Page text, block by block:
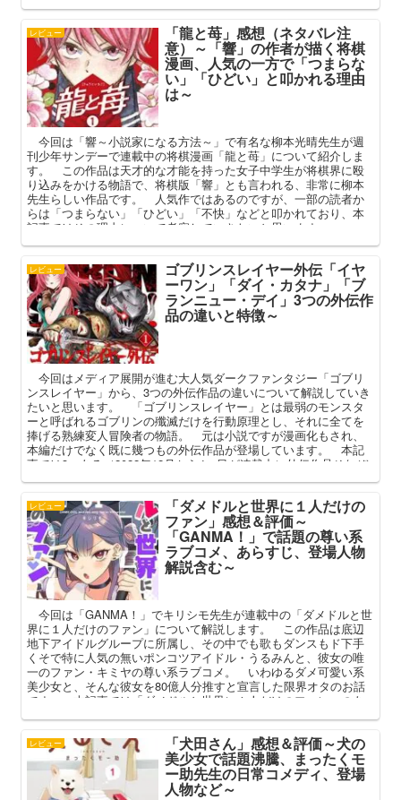
レビュー 「龍と苺」感想（ネタバレ注
意）～「響」の作者が描く将棋
漫画、人気の一方で「つまらな
い」「ひどい」と叩かれる理由
は～
今回は「響～小説家になる方法～」で有名な柳本光晴先生が週
刊少年サンデーで連載中の将棋漫画「龍と苺」について紹介しま
す。 この作品は天才的な才能を持った女子中学生が将棋界に殴
り込みをかける物語で、将棋版「響」とも言われる、非常に柳本
先生らしい作品です。 人気作ではあるのですが、一部の読者か
らは「つまらない」「ひどい」「不快」などと叩かれており、本
記事ではその理由について考察していきたいと思います。
レビュー ゴブリンスレイヤー外伝「イヤ
ーワン」「ダイ・カタナ」「ブ
ランニュー・デイ」3つの外伝作
品の違いと特徴～
今回はメディア展開が進む大人気ダークファンタジー「ゴブリ
ンスレイヤー」から、3つの外伝作品の違いについて解説していき
たいと思います。 「ゴブリンスレイヤー」とは最弱のモンスタ
ーと呼ばれるゴブリンの殲滅だけを行動原理とし、それに全てを
捧げる熟練変人冒険者の物語。 元は小説ですが漫画化もされ、
本編だけでなく既に幾つもの外伝作品が登場しています。 本記
事では3つある（2022年12月から4つ目が連載中）外伝作品それぞ
レビュー 「ダメドルと世界に１人だけの
ファン」感想＆評価～
「GANMA！」で話題の尊い系
ラブコメ、あらすじ、登場人物
解説含む～
今回は「GANMA！」でキリシモ先生が連載中の「ダメドルと世
界に１人だけのファン」について解説します。 この作品は底辺
地下アイドルグループに所属し、その中でも歌もダンスもド下手
くそで特に人気の無いポンコツアイドル・うるみんと、彼女の唯
一のファン・キミヤの尊い系ラブコメ。 いわゆるダメ可愛い系
美少女と、そんな彼女を80億人分推すと宣言した限界オタのお話
です。 本記事では「ダメドルと世界に１人だけのファン」のあ
レビュー 「犬田さん」感想＆評価～犬の
美少女で話題沸騰、まったくモ
ー助先生の日常コメディ、登場
人物など～